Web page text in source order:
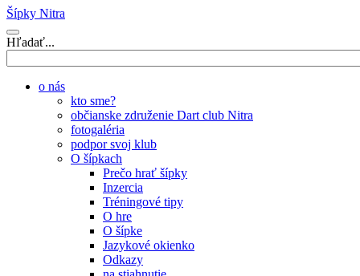
Šípky Nitra
Hľadať...
o nás
kto sme?
občianske združenie Dart club Nitra
fotogaléria
podpor svoj klub
O šípkach
Prečo hrať šípky
Inzercia
Tréningové tipy
O hre
O šípke
Jazykové okienko
Odkazy